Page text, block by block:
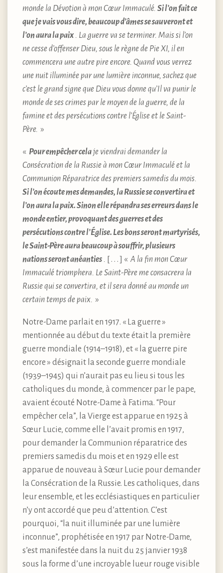
monde la Dévotion à mon Cœur Immaculé. Si l’on fait ce
que je vais vous dire, beaucoup d’âmes se sauveront et
l’on aura la paix
. La guerre va se terminer. Mais si l’on
ne cesse d’offenser Dieu, sous le règne de Pie XI, il en
commencera une autre pire encore. Quand vous verrez
une nuit illuminée par une lumière inconnue, sachez que
c’est le grand signe que Dieu vous donne qu’Il va punir le
monde de ses crimes par le moyen de la guerre, de la
famine et des persécutions contre l’Église et le Saint-
Père. »
« Pour empêcher celaje viendrai demander la
Consécration de la Russie à mon Cœur Immaculé et la
Communion Réparatrice des premiers samedis du mois.
Si l’on écoute mes demandes, la Russie se convertira et
l’on aura la paix. Sinon elle répandra ses erreurs dans le
monde entier, provoquant des guerres et des
persécutions contre l’Église. Les bons seront martyrisés,
le Saint-Père aura beaucoup à souffrir, plusieurs
nations seront anéanties
[ . . . ] « A la fin mon Cœur
Immaculé triomphera. Le Saint-Père me consacrera la
Russie qui se convertira, et il sera donné au monde un
certain temps de paix. »
Notre-Dame parlait en 1917. « La guerre »
mentionnée au début du texte était la première
guerre mondiale (1914–1918), et « la guerre pire
encore » désignait la seconde guerre mondiale
(1939–1945) qui n’aurait pas eu lieu si tous les
catholiques du monde, à commencer par le pape,
avaient écouté Notre-Dame à Fatima. “Pour
empêcher cela”, la Vierge est apparue en 1925 à
Sœur Lucie, comme elle l’avait promis en 1917,
pour demander la Communion réparatrice des
premiers samedis du mois et en 1929 elle est
apparue de nouveau à Sœur Lucie pour demander
la Consécration de la Russie. Les catholiques, dans
leur ensemble, et les ecclésiastiques en particulier
n’y ont accordé que peu d’attention. C’est
pourquoi, “la nuit illuminée par une lumière
inconnue”, prophétisée en 1917 par Notre-Dame,
s’est manifestée dans la nuit du 25 janvier 1938
sous la forme d’une incroyable lueur rouge visible